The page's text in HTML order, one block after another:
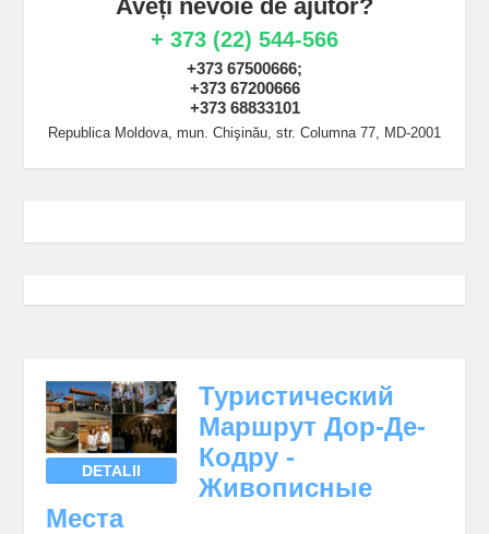
Aveți nevoie de ajutor?
+ 373 (22) 544-566
+373 67500666;
+373 67200666
+373 68833101
Republica Moldova, mun. Chişinău, str. Columna 77, MD-2001
DETALII
Туристический
Маршрут Дор-Де-
Кодру -
Живописные
Места